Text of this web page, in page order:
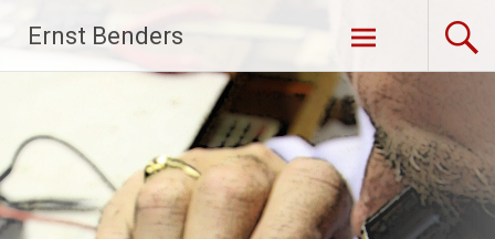
naar
de
Ernst Benders